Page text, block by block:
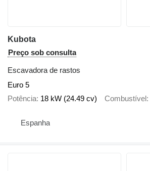
Kubota
Preço sob consulta
Escavadora de rastos
Euro 5
Potência 18 kW (24.49 cv) Combustível
Espanha